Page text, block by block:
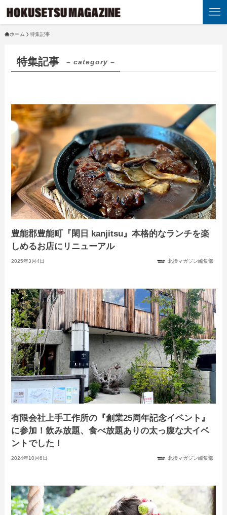
ホーム 特集記事
特集記事 – category –
豊能郡豊能町『閑日 kanjitsu』本格的なランチを楽
しめるお店にリニューアル
2025年3月4日 北摂マガジン編集部
有限会社上手工作所の『創業25周年記念イベント』
に参加！飲み放題、食べ放題ありの太っ腹な大イベ
ントでした！
2024年10月6日 北摂マガジン編集部